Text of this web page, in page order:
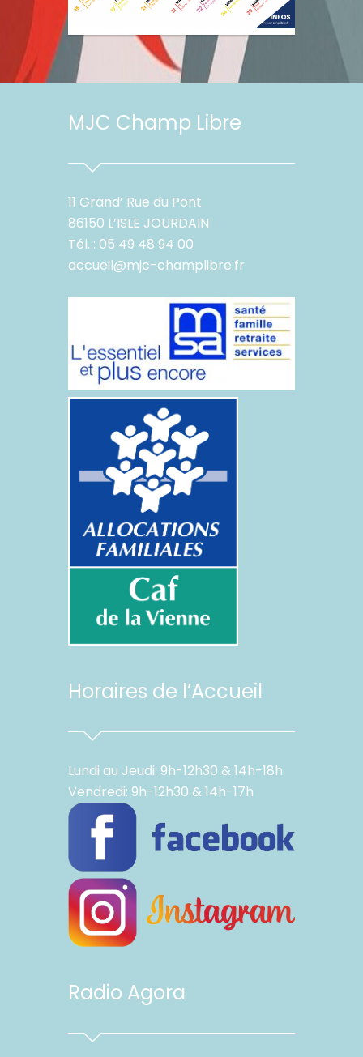
MJC Champ Libre
11 Grand’ Rue du Pont
86150 L’ISLE JOURDAIN
Tél. : 05 49 48 94 00
accueil@mjc-champlibre.fr
Horaires de l’Accueil
Lundi au Jeudi: 9h-12h30 & 14h-18h
Vendredi: 9h-12h30 & 14h-17h
Radio Agora